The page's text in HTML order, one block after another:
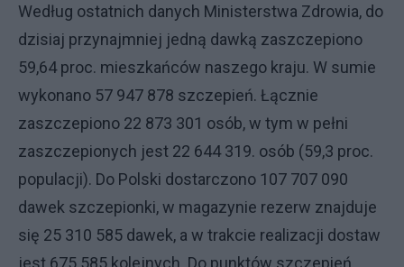
Według ostatnich danych Ministerstwa Zdrowia, do
dzisiaj przynajmniej jedną dawką zaszczepiono
59,64 proc. mieszkańców naszego kraju. W sumie
wykonano 57 947 878 szczepień. Łącznie
zaszczepiono 22 873 301 osób, w tym w pełni
zaszczepionych jest 22 644 319. osób (59,3 proc.
populacji). Do Polski dostarczono 107 707 090
dawek szczepionki, w magazynie rezerw znajduje
się 25 310 585 dawek, a w trakcie realizacji dostaw
jest 675 585 kolejnych. Do punktów szczepień